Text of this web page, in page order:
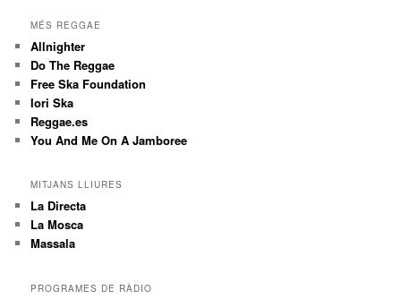
MÉS REGGAE
Allnighter
Do The Reggae
Free Ska Foundation
Iori Ska
Reggae.es
You And Me On A Jamboree
MITJANS LLIURES
La Directa
La Mosca
Massala
PROGRAMES DE RÀDIO